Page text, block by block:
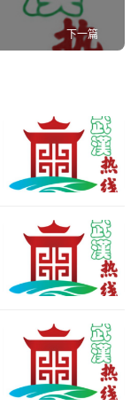
下一篇